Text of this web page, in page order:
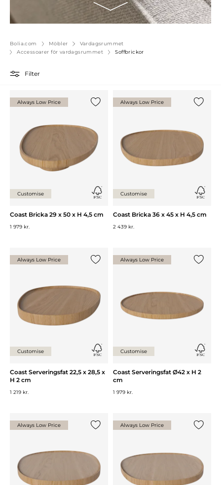
Bolia.com Möbler
Vardagsrummet
Accessoarer för vardagsrummet
Soffbrickor
Filter
Always Low Price
Customise
Coast Bricka 29 x 50 x H 4,5 cm
1 979 kr.
Always Low Price
Customise
Coast Bricka 36 x 45 x H 4,5 cm
2 439 kr.
Always Low Price
Customise
Coast Serveringsfat 22,5 x 28,5 x
H 2 cm
1 219 kr.
Always Low Price
Customise
Coast Serveringsfat Ø42 x H 2
cm
1 979 kr.
Always Low Price Always Low Price